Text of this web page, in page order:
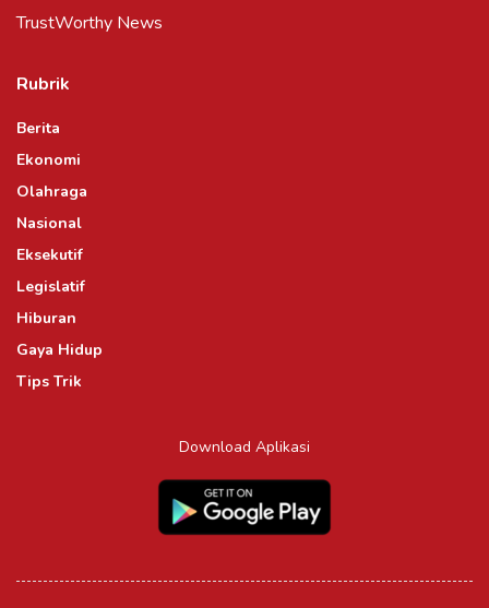
TrustWorthy News
Rubrik
Berita
Ekonomi
Olahraga
Nasional
Eksekutif
Legislatif
Hiburan
Gaya Hidup
Tips Trik
Download Aplikasi